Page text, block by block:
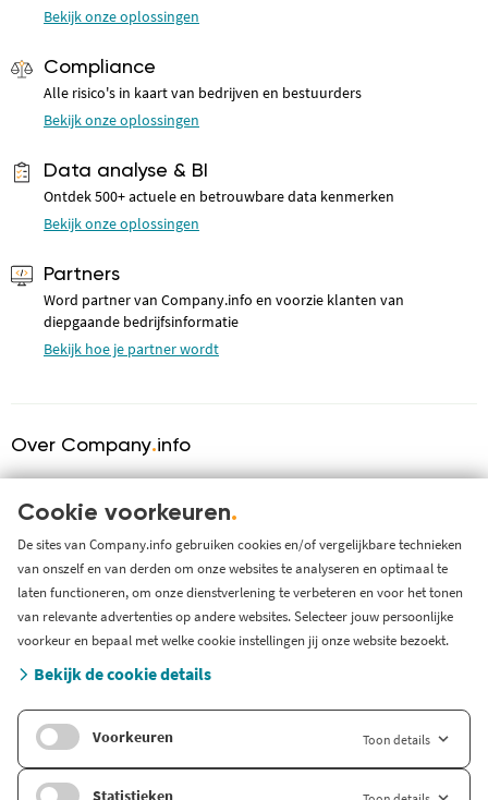
Bekijk onze oplossingen
Compliance
Alle risico's in kaart van bedrijven en bestuurders
Bekijk onze oplossingen
Data analyse & BI
Ontdek 500+ actuele en betrouwbare data kenmerken
Bekijk onze oplossingen
Partners
Word partner van Company.info en voorzie klanten van
diepgaande bedrijfsinformatie
Bekijk hoe je partner wordt
Over Company.info
Over ons
KVK serviceprovider
Werken bij Company.info
Blog
Support
Systeem status en storingen
Zoek branche-informatie
Internationaal
Company.info Deutschland
Cookie voorkeuren.
De sites van Company.info gebruiken cookies en/of vergelijkbare technieken
van onszelf en van derden om onze websites te analyseren en optimaal te
laten functioneren, om onze dienstverlening te verbeteren en voor het tonen
van relevante advertenties op andere websites. Selecteer jouw persoonlijke
voorkeur en bepaal met welke cookie instellingen jij onze website bezoekt.
Bekijk de cookie details
Voorkeuren Toon details
Statistieken